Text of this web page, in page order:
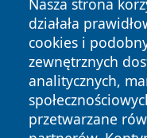
Nasza strona
działała
cookies i
zewnętrznych
analitycznych,
przetwarzane
Copyright © 2026
zastrzeżone.